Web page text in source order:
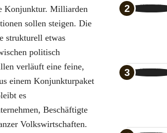
Konjunktur. Milliarden
sollen steigen. Die
strukturell etwas
politisch
verläuft eine feine,
einem Konjunkturpaket
es
Beschäftigte
Volkswirtschaften.